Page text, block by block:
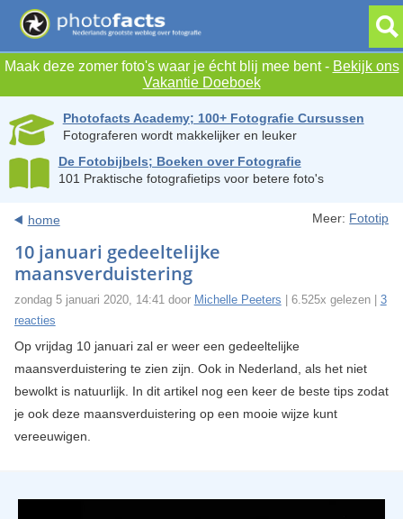
Maak deze zomer foto's waar je écht blij mee bent - Bekijk ons
Vakantie Doeboek
Photofacts Academy; 100+ Fotografie Cursussen
Fotograferen wordt makkelijker en leuker
De Fotobijbels; Boeken over Fotografie
101 Praktische fotografietips voor betere foto's
home Meer: Fototip
10 januari gedeeltelijke
maansverduistering
zondag 5 januari 2020, 14:41 door Michelle Peeters | 6.525x gelezen | 3
reacties
Op vrijdag 10 januari zal er weer een gedeeltelijke
maansverduistering te zien zijn. Ook in Nederland, als het niet
bewolkt is natuurlijk. In dit artikel nog een keer de beste tips zodat
je ook deze maansverduistering op een mooie wijze kunt
vereeuwigen.